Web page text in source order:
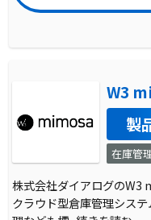
W3
製
在庫管
株式会社ダイアログのW3
クラウド型倉庫管理シス